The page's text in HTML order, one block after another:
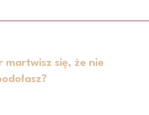
martwisz się, że nie